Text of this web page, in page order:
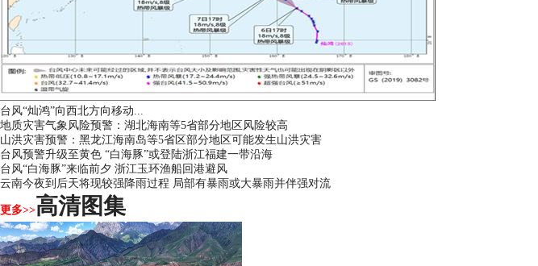
台风“灿鸿”向西北方向移动...
地质灾害气象风险预警：湖北海南等5省部分地区风险较高
山洪灾害预警：黑龙江海南岛等5省区部分地区可能发生山洪灾害
台风预警升级至黄色 “白海豚”或登陆浙江福建一带沿海
台风“白海豚”来临前夕 浙江玉环渔船回港避风
云南今夜到后天将现较强降雨过程 局部有暴雨或大暴雨并伴强对流
更多>>高清图集